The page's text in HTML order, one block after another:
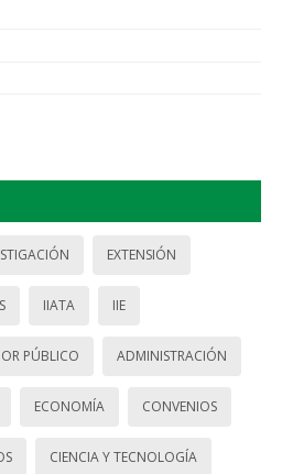
EXTENSIÓN
IIATA IIE
PÚBLICO ADMINISTRACIÓN
ECONOMÍA CONVENIOS
CIENCIA Y TECNOLOGÍA